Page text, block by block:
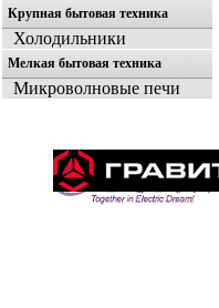
Крупная бытовая техника
Холодильники
Мелкая бытовая техника
Микроволновые печи